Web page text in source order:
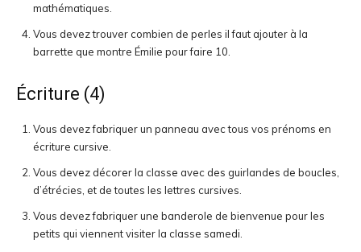
mathématiques.
Vous devez trouver combien de perles il faut ajouter à la
barrette que montre Émilie pour faire 10.
Écriture (4)
Vous devez fabriquer un panneau avec tous vos prénoms en
écriture cursive.
Vous devez décorer la classe avec des guirlandes de boucles,
d’étrécies, et de toutes les lettres cursives.
Vous devez fabriquer une banderole de bienvenue pour les
petits qui viennent visiter la classe samedi.